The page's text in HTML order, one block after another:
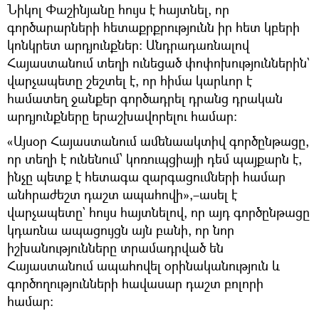
Նիկոլ Փաշինյանը հույս է հայտնել, որ
գործարարների հետաքրքրությունն իր հետ կբերի
կոնկրետ արդյունքներ: Անդրադառնալով
Հայաստանում տեղի ունեցած փոփոխություններին`
վարչապետը շեշտել է, որ հիմա կարևոր է
համատեղ ջանքեր գործադրել դրանց դրական
արդյունքները երաշխավորելու համար։
«Այսօր Հայաստանում ամենաակտիվ գործընթացը,
որ տեղի է ունենում՝ կոռուպցիայի դեմ պայքարն է,
ինչը պետք է հետագա զարգացումների համար
անհրաժեշտ դաշտ ապահովի»,–ասել է
վարչապետը` հույս հայտնելով, որ այդ գործընթացը
կդառնա ապացույցն այն բանի, որ նոր
իշխանությունները տրամադրված են
Հայաստանում ապահովել օրինականություն և
գործողությունների հավասար դաշտ բոլորի
համար: